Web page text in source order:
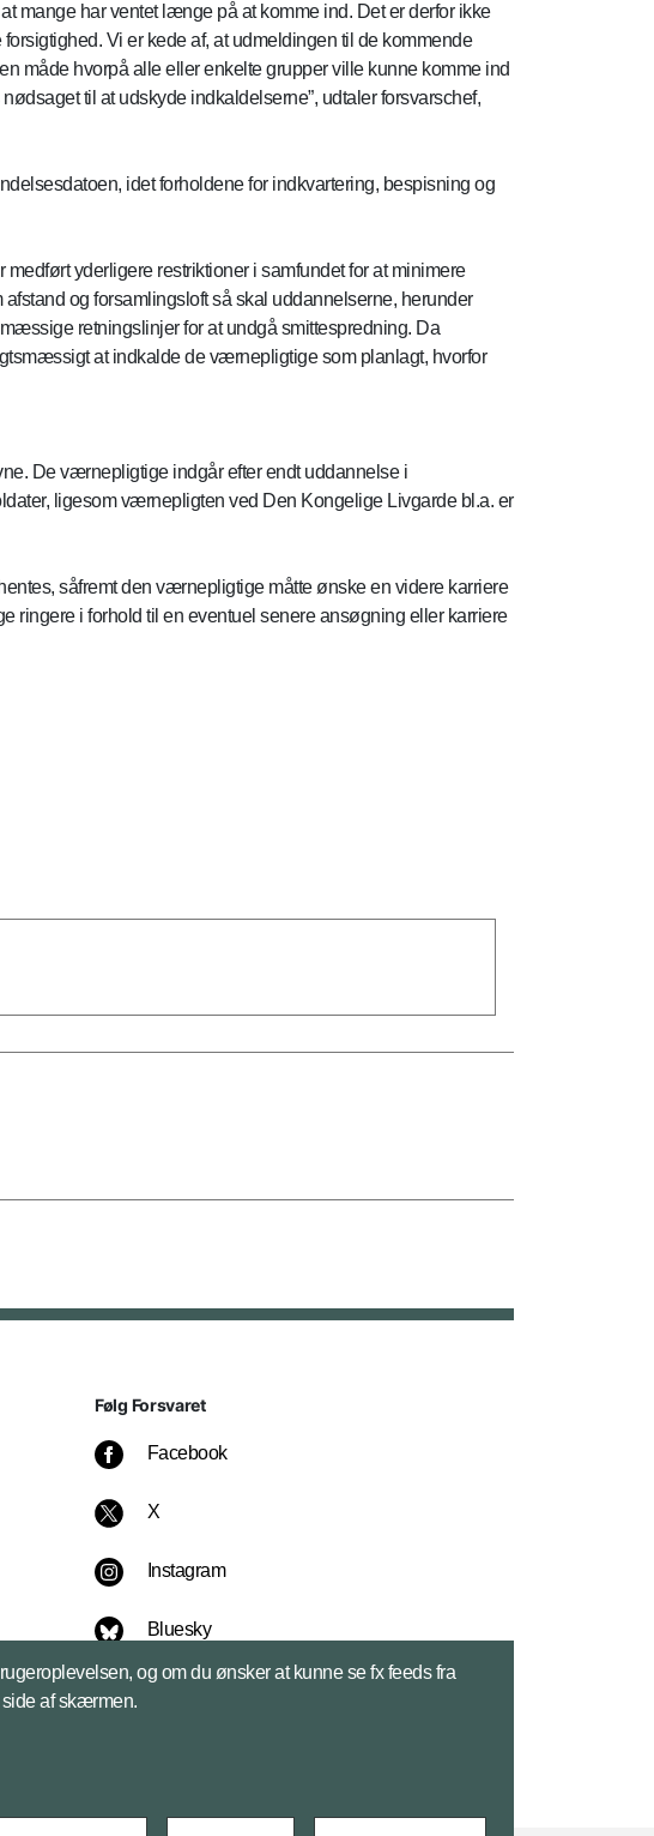
mange har ventet længe på at komme ind. Det er derfor ikke
Vi er kede af, at udmeldingen til de kommende
måde hvorpå alle eller enkelte grupper ville kunne komme ind
til at udskyde indkaldelserne”, udtaler forsvarschef,
idet forholdene for indkvartering, bespisning og
yderligere restriktioner i samfundet for at minimere
og forsamlingsloft så skal uddannelserne, herunder
retningslinjer for at undgå smittespredning. Da
at indkalde de værnepligtige som planlagt, hvorfor
De værnepligtige indgår efter endt uddannelse i
ligesom værnepligten ved Den Kongelige Livgarde bl.a. er
såfremt den værnepligtige måtte ønske en videre karriere
ringere i forhold til en eventuel senere ansøgning eller karriere
Følg Forsvaret
Facebook
X
Instagram
Bluesky
LinkedIn
og om du ønsker at kunne se fx feeds fra
af skærmen.